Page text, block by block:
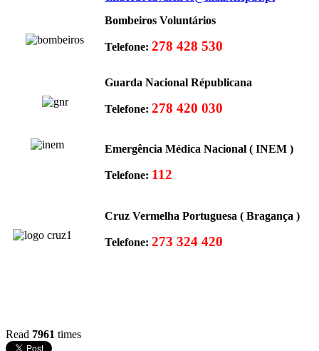
Bombeiros Voluntários
Telefone: 278 428 530
Guarda Nacional Républicana
Telefone: 278 420 030
Emergência Médica Nacional ( INEM )
Telefone: 112
Cruz Vermelha Portuguesa ( Bragança )
Telefone: 273 324 420
Read 7961 times